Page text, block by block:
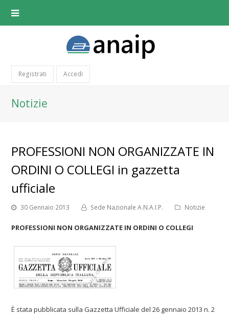
Registrati Accedi
Notizie
PROFESSIONI NON ORGANIZZATE IN
ORDINI O COLLEGI in gazzetta
ufficiale
30 Gennaio 2013 Sede Nazionale A.N.A.I.P. Notizie
PROFESSIONI NON ORGANIZZATE IN ORDINI O COLLEGI
È stata pubblicata sulla Gazzetta Ufficiale del 26 gennaio 2013 n. 2